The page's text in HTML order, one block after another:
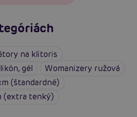
na klitoris
gél
Womanizery ružová
(štandardné)
(extra tenký)